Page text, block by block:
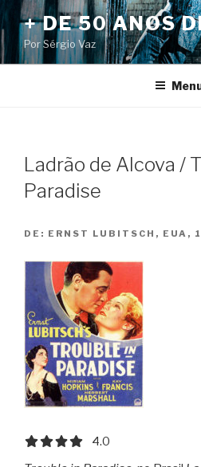
Pular
para
o
conteúdo
+ DE 50 ANOS
Por Sérgio Vaz
Ladrão de Alcova /
Paradise
DE: ERNST LUBITSCH, EUA,
4.0 out of 5.0 stars
4.0